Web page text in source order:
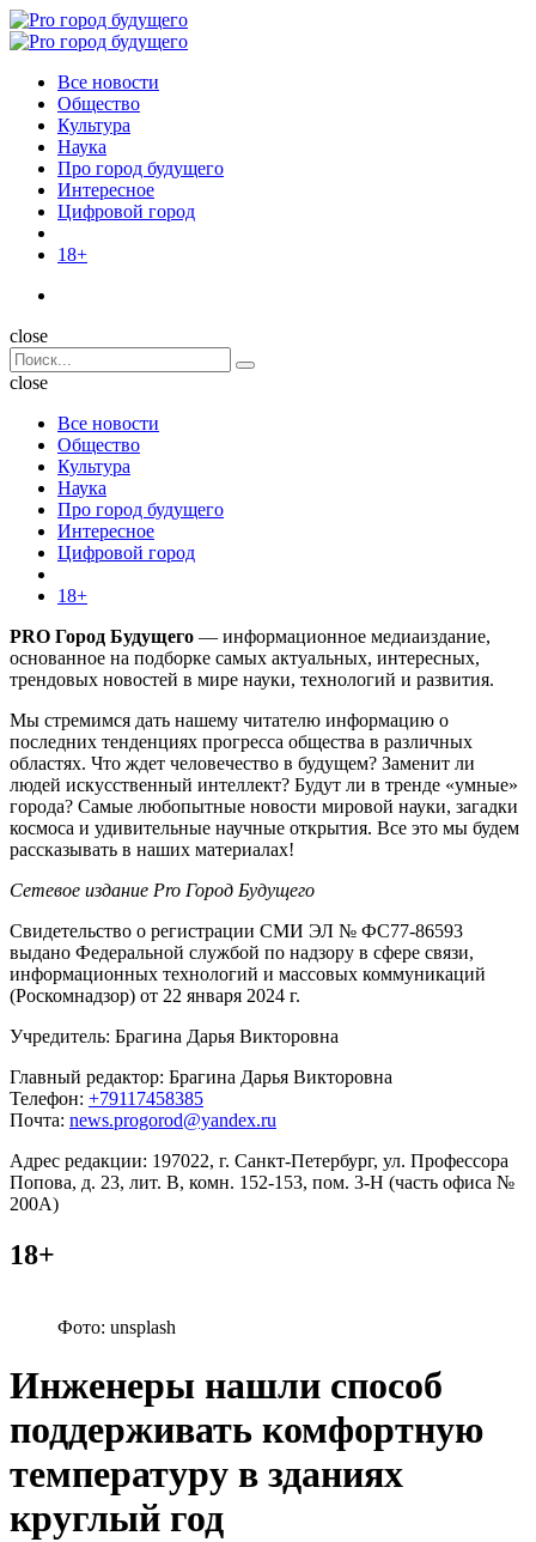
Menu
Поиск
Menu
Pro
Все новости
Общество
Культура
Наука
Про город будущего
Интересное
Цифровой город
18+
Поиск
close
Search
for:
Поиск
close
Все новости
Общество
Культура
Наука
Про город будущего
Интересное
Цифровой город
18+
PRO Город Будущего — информационное медиаиздание,
основанное на подборке самых актуальных, интересных,
трендовых новостей в мире науки, технологий и развития.
Мы стремимся дать нашему читателю информацию о
последних тенденциях прогресса общества в различных
областях. Что ждет человечество в будущем? Заменит ли
людей искусственный интеллект? Будут ли в тренде «умные»
города? Самые любопытные новости мировой науки, загадки
космоса и удивительные научные открытия. Все это мы будем
рассказывать в наших материалах!
Сетевое издание Pro Город Будущего
Свидетельство о регистрации СМИ ЭЛ № ФС77-86593
выдано Федеральной службой по надзору в сфере связи,
информационных технологий и массовых коммуникаций
(Роскомнадзор) от 22 января 2024 г.
Учредитель: Брагина Дарья Викторовна
Главный редактор: Брагина Дарья Викторовна
Телефон: +79117458385
Почта: news.progorod@yandex.ru
Адрес редакции: 197022, г. Санкт-Петербург, ул. Профессора
Попова, д. 23, лит. В, комн. 152-153, пом. 3-Н (часть офиса №
200А)
18+
Фото: unsplash
Инженеры нашли способ
поддерживать комфортную
температуру в зданиях
круглый год